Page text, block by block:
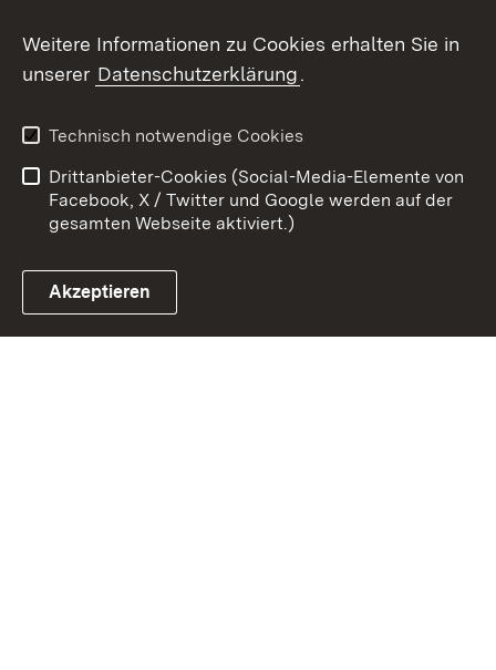
Link zum Landesportal
Barrierefreiheit
Benutzungshinweise
Impressum
Cookies
Weitere Informationen zu Cookies erhalten Sie in
unserer Datenschutzerklärung.
Technisch notwendige Cookies
Drittanbieter-Cookies (Social-Media-Elemente von
Facebook, X / Twitter und Google werden auf der
gesamten Webseite aktiviert.)
Akzeptieren